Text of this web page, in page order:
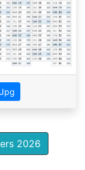
Jpg
2026